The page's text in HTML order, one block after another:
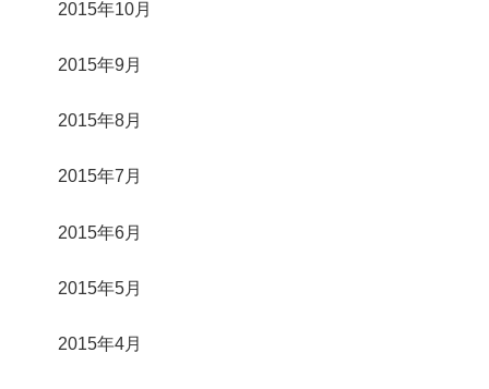
2015年10月
2015年9月
2015年8月
2015年7月
2015年6月
2015年5月
2015年4月